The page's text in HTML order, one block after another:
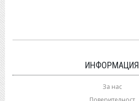
ИНФОРМАЦИЯ
За нас